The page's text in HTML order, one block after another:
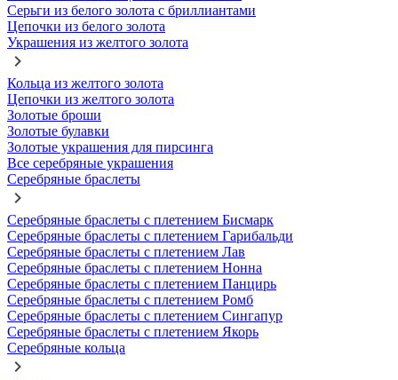
Серьги из белого золота с бриллиантами
Цепочки из белого золота
Украшения из желтого золота
Кольца из желтого золота
Цепочки из желтого золота
Золотые броши
Золотые булавки
Золотые украшения для пирсинга
Все серебряные украшения
Серебряные браслеты
Серебряные браслеты с плетением Бисмарк
Серебряные браслеты с плетением Гарибальди
Серебряные браслеты с плетением Лав
Серебряные браслеты с плетением Нонна
Серебряные браслеты с плетением Панцирь
Серебряные браслеты с плетением Ромб
Серебряные браслеты с плетением Сингапур
Серебряные браслеты с плетением Якорь
Серебряные кольца